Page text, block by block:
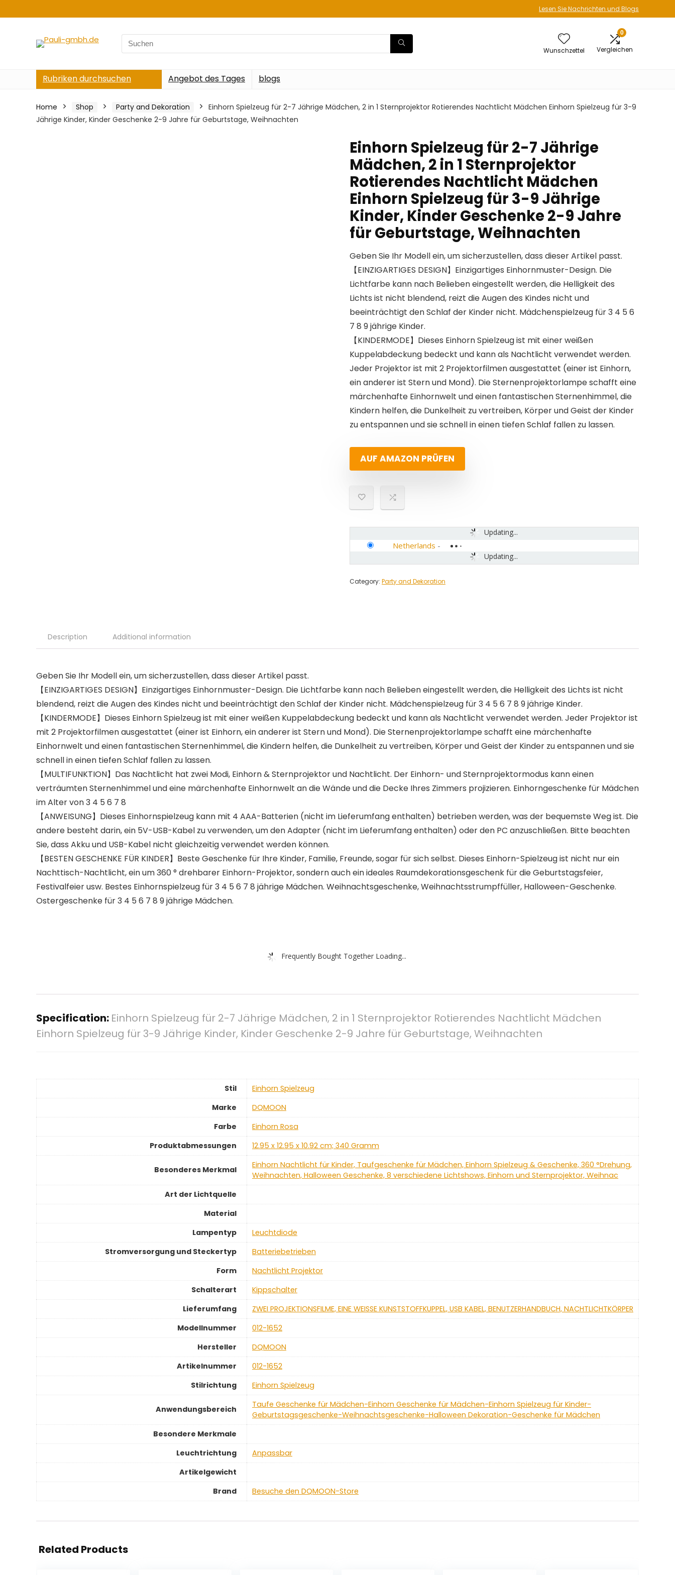
Lesen Sie Nachrichten und Blogs
Search
for:
Wunschzettel
0
Vergleichen
Rubriken durchsuchen Angebot des Tages blogs
Home Shop Party and Dekoration
Einhorn Spielzeug für 2-7 Jährige Mädchen, 2 in 1 Sternprojektor Rotierendes Nachtlicht Mädchen Einhorn Spielzeug für 3-9
Jährige Kinder, Kinder Geschenke 2-9 Jahre für Geburtstage, Weihnachten
Einhorn Spielzeug für 2-7 Jährige
Mädchen, 2 in 1 Sternprojektor
Rotierendes Nachtlicht Mädchen
Einhorn Spielzeug für 3-9 Jährige
Kinder, Kinder Geschenke 2-9 Jahre
für Geburtstage, Weihnachten
Geben Sie Ihr Modell ein, um sicherzustellen, dass dieser Artikel passt.
【EINZIGARTIGES DESIGN】Einzigartiges Einhornmuster-Design. Die
Lichtfarbe kann nach Belieben eingestellt werden, die Helligkeit des
Lichts ist nicht blendend, reizt die Augen des Kindes nicht und
beeinträchtigt den Schlaf der Kinder nicht. Mädchenspielzeug für 3 4 5 6
7 8 9 jährige Kinder.
【KINDERMODE】Dieses Einhorn Spielzeug ist mit einer weißen
Kuppelabdeckung bedeckt und kann als Nachtlicht verwendet werden.
Jeder Projektor ist mit 2 Projektorfilmen ausgestattet (einer ist Einhorn,
ein anderer ist Stern und Mond). Die Sternenprojektorlampe schafft eine
märchenhafte Einhornwelt und einen fantastischen Sternenhimmel, die
Kindern helfen, die Dunkelheit zu vertreiben, Körper und Geist der Kinder
zu entspannen und sie schnell in einen tiefen Schlaf fallen zu lassen.
AUF AMAZON PRÜFEN
Updating...
Updating...
Netherlands -
Category: Party and Dekoration
Description Additional information
Geben Sie Ihr Modell ein, um sicherzustellen, dass dieser Artikel passt.
【EINZIGARTIGES DESIGN】Einzigartiges Einhornmuster-Design. Die Lichtfarbe kann nach Belieben eingestellt werden, die Helligkeit des Lichts ist nicht
blendend, reizt die Augen des Kindes nicht und beeinträchtigt den Schlaf der Kinder nicht. Mädchenspielzeug für 3 4 5 6 7 8 9 jährige Kinder.
【KINDERMODE】Dieses Einhorn Spielzeug ist mit einer weißen Kuppelabdeckung bedeckt und kann als Nachtlicht verwendet werden. Jeder Projektor ist
mit 2 Projektorfilmen ausgestattet (einer ist Einhorn, ein anderer ist Stern und Mond). Die Sternenprojektorlampe schafft eine märchenhafte
Einhornwelt und einen fantastischen Sternenhimmel, die Kindern helfen, die Dunkelheit zu vertreiben, Körper und Geist der Kinder zu entspannen und sie
schnell in einen tiefen Schlaf fallen zu lassen.
【MULTIFUNKTION】Das Nachtlicht hat zwei Modi, Einhorn & Sternprojektor und Nachtlicht. Der Einhorn- und Sternprojektormodus kann einen
verträumten Sternenhimmel und eine märchenhafte Einhornwelt an die Wände und die Decke Ihres Zimmers projizieren. Einhorngeschenke für Mädchen
im Alter von 3 4 5 6 7 8
【ANWEISUNG】Dieses Einhornspielzeug kann mit 4 AAA-Batterien (nicht im Lieferumfang enthalten) betrieben werden, was der bequemste Weg ist. Die
andere besteht darin, ein 5V-USB-Kabel zu verwenden, um den Adapter (nicht im Lieferumfang enthalten) oder den PC anzuschließen. Bitte beachten
Sie, dass Akku und USB-Kabel nicht gleichzeitig verwendet werden können.
【BESTEN GESCHENKE FÜR KINDER】Beste Geschenke für Ihre Kinder, Familie, Freunde, sogar für sich selbst. Dieses Einhorn-Spielzeug ist nicht nur ein
Nachttisch-Nachtlicht, ein um 360 ° drehbarer Einhorn-Projektor, sondern auch ein ideales Raumdekorationsgeschenk für die Geburtstagsfeier,
Festivalfeier usw. Bestes Einhornspielzeug für 3 4 5 6 7 8 jährige Mädchen. Weihnachtsgeschenke, Weihnachtsstrumpffüller, Halloween-Geschenke.
Ostergeschenke für 3 4 5 6 7 8 9 jährige Mädchen.
Frequently Bought Together Loading...
Specification: Einhorn Spielzeug für 2-7 Jährige Mädchen, 2 in 1 Sternprojektor Rotierendes Nachtlicht Mädchen
Einhorn Spielzeug für 3-9 Jährige Kinder, Kinder Geschenke 2-9 Jahre für Geburtstage, Weihnachten
Stil
‎Einhorn Spielzeug
Marke
‎DQMOON
Farbe
‎Einhorn Rosa
Produktabmessungen
‎12.95 x 12.95 x 10.92 cm; 340 Gramm
Besonderes Merkmal
‎Einhorn Nachtlicht für Kinder, Taufgeschenke für Mädchen, Einhorn Spielzeug & Geschenke, 360 °Drehung,
Weihnachten, Halloween Geschenke, 8 verschiedene Lichtshows, Einhorn und Sternprojektor, Weihnac
Art der Lichtquelle
Material
Lampentyp
‎Leuchtdiode
Stromversorgung und Steckertyp
‎Batteriebetrieben
Form
‎Nachtlicht Projektor
Schalterart
‎Kippschalter
Lieferumfang
‎ZWEI PROJEKTIONSFILME, EINE WEISSE KUNSTSTOFFKUPPEL, USB KABEL, BENUTZERHANDBUCH, NACHTLICHTKÖRPER
Modellnummer
‎012-1652
Hersteller
‎DQMOON
Artikelnummer
‎012-1652
Stilrichtung
‎Einhorn Spielzeug
Anwendungsbereich
‎Taufe Geschenke für Mädchen-Einhorn Geschenke für Mädchen-Einhorn Spielzeug für Kinder-
Geburtstagsgeschenke-Weihnachtsgeschenke-Halloween Dekoration-Geschenke für Mädchen
Besondere Merkmale
Leuchtrichtung
‎Anpassbar
Artikelgewicht
Brand
Besuche den DQMOON-Store
Related Products